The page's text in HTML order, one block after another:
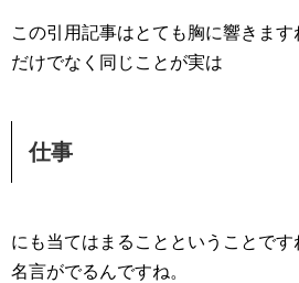
この引用記事はとても胸に響きま
だけでなく同じことが実は
仕事
にも当てはまることということで
名言がでるんですね。